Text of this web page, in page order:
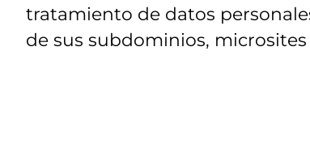
tratamiento de datos
de sus subdominios,